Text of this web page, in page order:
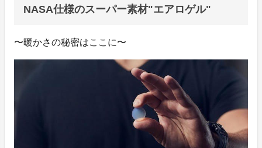
NASA仕様のスーパー素材"エアロゲル"
〜暖かさの秘密はここに〜